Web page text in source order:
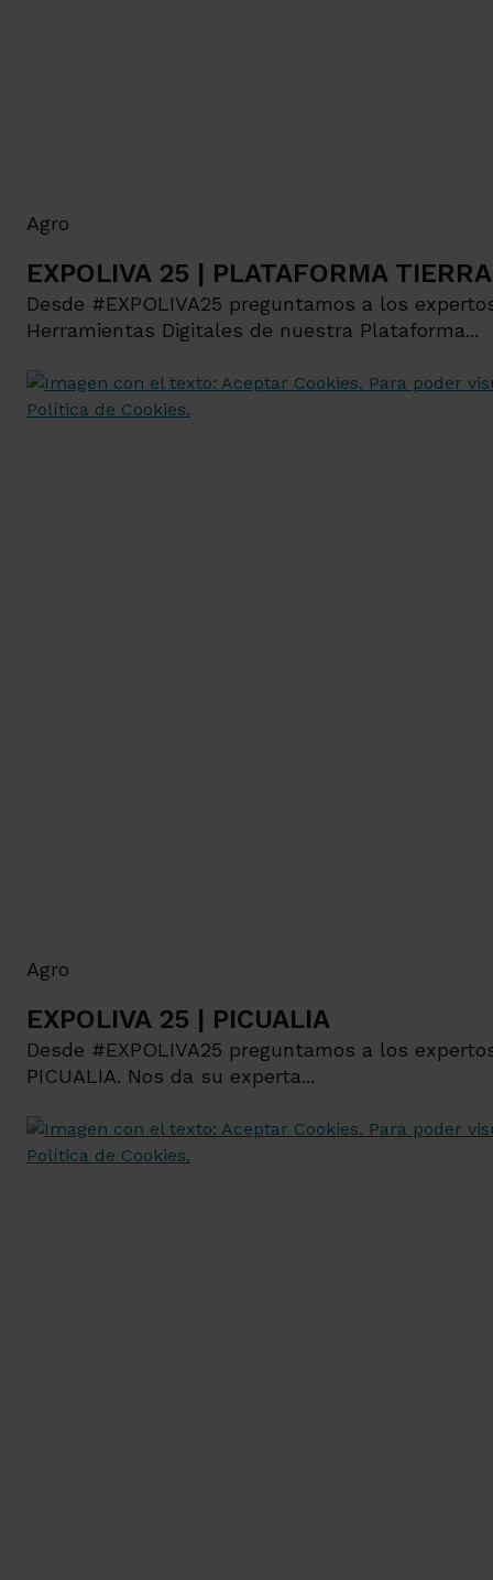
Agro
EXPOLIVA 25 | PLATAFORMA TIERRA
Desde #EXPOLIVA25 preguntamos a los
Herramientas Digitales de nuestra Plataforma...
Agro
EXPOLIVA 25 | PICUALIA
Desde #EXPOLIVA25 preguntamos a los
PICUALIA. Nos da su experta...